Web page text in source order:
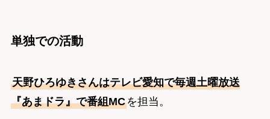
単独での活動
天野ひろゆきさんはテレビ愛知で毎週土曜放送
『あまドラ』で番組MCを担当。